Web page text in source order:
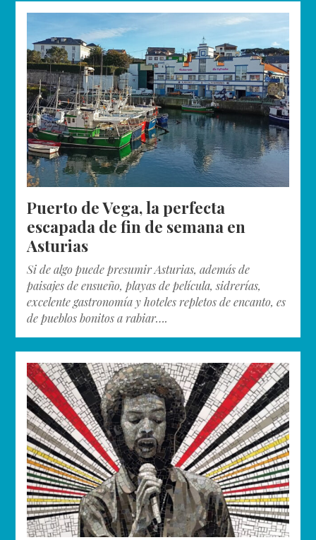
Puerto de Vega, la perfecta
escapada de fin de semana en
Asturias
Si de algo puede presumir Asturias, además de
paisajes de ensueño, playas de película, sidrerías,
excelente gastronomía y hoteles repletos de encanto, es
de pueblos bonitos a rabiar….